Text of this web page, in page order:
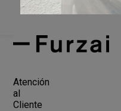
Atención
al
Cliente